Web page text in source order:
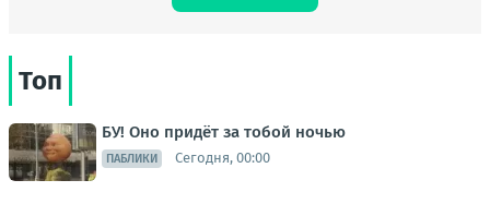
Топ
БУ! Оно придёт за тобой ночью
ПАБЛИКИ Сегодня, 00:00